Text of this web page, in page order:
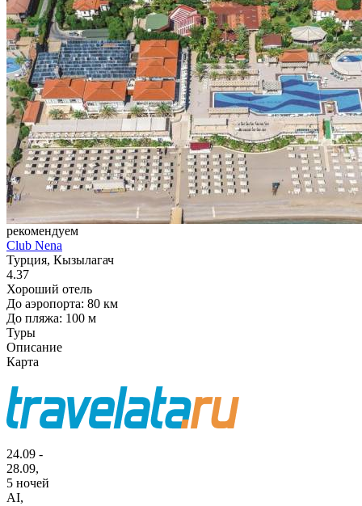
рекомендуем
Club Nena
Турция, Кызылагач
4.37
Хороший отель
До аэропорта: 80 км
До пляжа: 100 м
Туры
Описание
Карта
24.09 -
28.09,
5 ночей
AI,